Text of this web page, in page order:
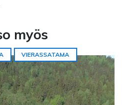
myös
VIERASSATAMA